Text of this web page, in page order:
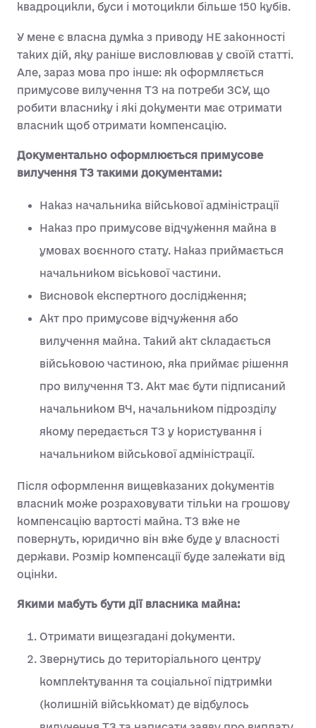
квадроцикли, буси і мотоцикли більше 150 кубів.
У мене є власна думка з приводу НЕ законності
таких дій, яку раніше висловлював у своїй статті.
Але, зараз мова про інше: як оформляється
примусове вилучення ТЗ на потреби ЗСУ, що
робити власнику і які документи має отримати
власник щоб отримати компенсацію.
Документально оформлюється примусове
вилучення ТЗ такими документами:
Наказ начальника військової адміністрації
Наказ про примусове відчуження майна в
умовах воєнного стату. Наказ приймається
начальником віськової частини.
Висновок експертного дослідження;
Акт про примусове відчуження або
вилучення майна. Такий акт складається
військовою частиною, яка приймає рішення
про вилучення ТЗ. Акт має бути підписаний
начальником ВЧ, начальником підрозділу
якому передається ТЗ у користування і
начальником військової адміністрації.
Після оформлення вищевказаних документів
власник може розраховувати тільки на грошову
компенсацію вартості майна. ТЗ вже не
повернуть, юридично він вже буде у власності
держави. Розмір компенсації буде залежати від
оцінки.
Якими мабуть бути дії власника майна:
Отримати вищезгадані документи.
Звернутись до територіального центру
комплектування та соціальної підтримки
(колишній військкомат) де відбулось